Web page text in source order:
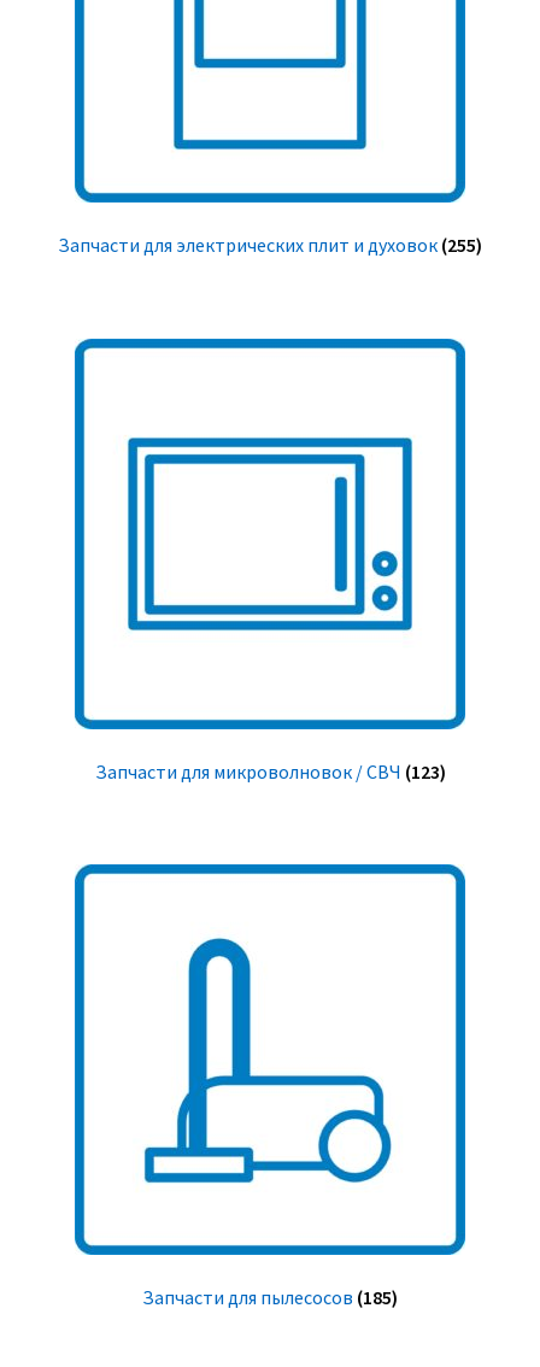
Запчасти для электрических плит и духовок (255)
Запчасти для микроволновок / СВЧ (123)
Запчасти для пылесосов (185)